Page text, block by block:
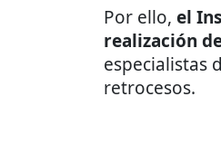
Por ello, el
realización
especialistas
retrocesos.